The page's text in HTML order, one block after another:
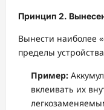
Принцип 2.
Вынести наиболее
пределы
Пример:
вклеивать их